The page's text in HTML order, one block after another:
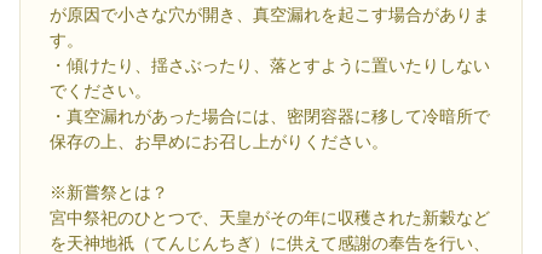
が原因で小さな穴が開き、真空漏れを起こす場合がありま
す。
・傾けたり、揺さぶったり、落とすように置いたりしない
でください。
・真空漏れがあった場合には、密閉容器に移して冷暗所で
保存の上、お早めにお召し上がりください。
※新嘗祭とは？
宮中祭祀のひとつで、天皇がその年に収穫された新穀など
を天神地祇（てんじんちぎ）に供えて感謝の奉告を行い、